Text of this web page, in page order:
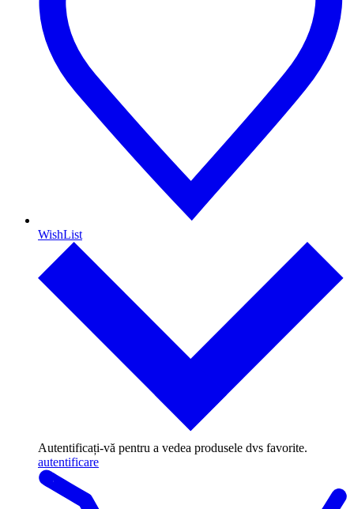
WishList
Autentificați-vă pentru a vedea produsele dvs favorite.
autentificare